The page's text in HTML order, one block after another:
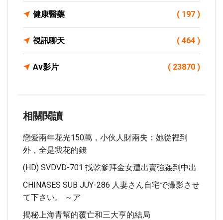
健康醫藥 ( 197 )
視訊聊天 ( 464 )
Av影片 ( 23870 )
相關閱讀
戀愛兩年花光150萬，小伙人財兩失：她從裡到
外，全是我花的錢
(HD) SVDVD-701 找乾爹拜金女遭出賣強姦到中出
CHINASES SUB JUY-286 人妻さん自宅で撮影させ
て下さい。 ～ア
揭秘上海青幫的覆亡和三大亨的結局